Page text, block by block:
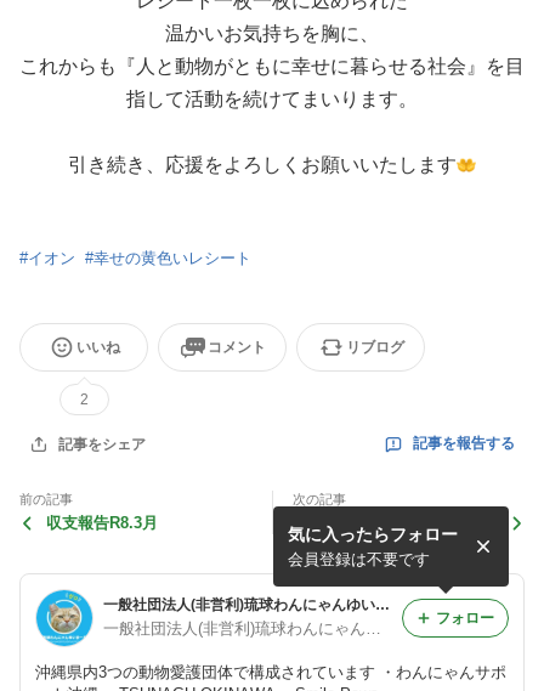
温かいお気持ちを胸に、
これからも『人と動物がともに幸せに暮らせる社会』を目
指して活動を続けてまいります。
引き続き、応援をよろしくお願いいたします
#イオン #幸せの黄色いレシート
いいね
2
コメント リブログ
記事をシェア 記事を報告する
前の記事
収支報告R8.3月
次の記事
一般社団法人(非営利)琉球わんにゃんゆいまーる
一般社団法人(非営利)琉球わんにゃんゆいまーる
沖縄県内3つの動物愛護団体で構成されています ・わんにゃんサポ
気に入ったらフォロー
会員登録は不要です
フォロー